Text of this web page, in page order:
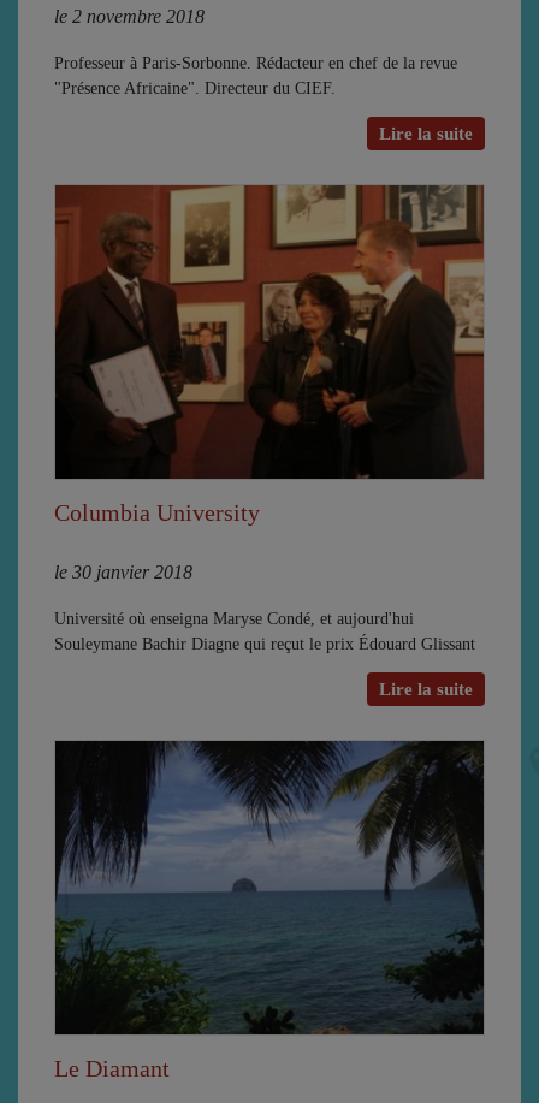
le 2 novembre 2018
Professeur à Paris-Sorbonne. Rédacteur en chef de la revue
"Présence Africaine". Directeur du CIEF.
Lire la suite
Columbia University
le 30 janvier 2018
Université où enseigna Maryse Condé, et aujourd'hui
Souleymane Bachir Diagne qui reçut le prix Édouard Glissant
Lire la suite
Le Diamant